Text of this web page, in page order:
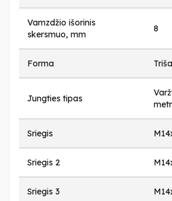
Vamzdžio išorinis
skersmuo, mm
8
Forma
Jungties tipas
Sriegis
Sriegis 2
Sriegis 3